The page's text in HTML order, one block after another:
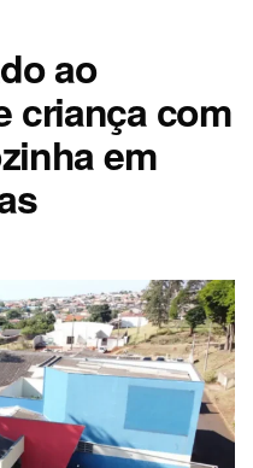
ao
criança com
em